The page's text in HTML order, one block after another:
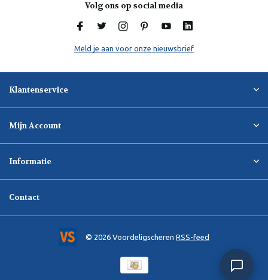
Volg ons op social media
Meld je aan voor onze nieuwsbrief
Klantenservice
Mijn Account
Informatie
Contact
© 2026 Voordeligscheren RSS-feed